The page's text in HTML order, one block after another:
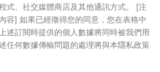
式、社交媒體商店及其他通訊方式。 [注
容] 如果已經徵得您的同意，您在表格中
述訂閱時提供的個人數據將同時被我們用
任何數據傳輸問題的處理將與本隱私政策